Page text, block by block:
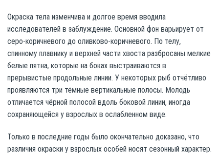
Окраска тела изменчива и долгое время вводила
исследователей в заблуждение. Основной фон варьирует от
серо-коричневого до оливково-коричневого. По телу,
спинному плавнику и верхней части хвоста разбросаны мелкие
белые пятна, которые на боках выстраиваются в
прерывистые продольные линии. У некоторых рыб отчётливо
проявляются три тёмные вертикальные полосы. Молодь
отличается чёрной полосой вдоль боковой линии, иногда
сохраняющейся у взрослых в ослабленном виде.
Только в последние годы было окончательно доказано, что
различия окраски у взрослых особей носят сезонный характер.